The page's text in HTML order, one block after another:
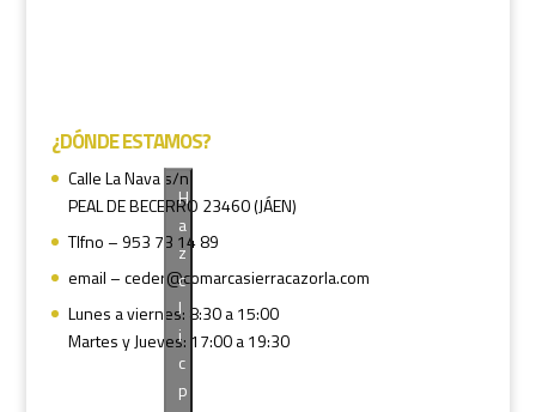
¿DÓNDE ESTAMOS?
Calle La Nava s/n
PEAL DE BECERRO 23460 (JÁEN)
Tlfno – 953 73 14 89
email – ceder@comarcasierracazorla.com
Lunes a viernes: 8:30 a 15:00
Martes y Jueves: 17:00 a 19:30
H
a
z
c
l
i
c
p